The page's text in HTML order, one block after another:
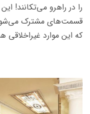
را در راهرو می‌تکانند!
قسمت‌های مشترک
که این موارد غیراخلاقی